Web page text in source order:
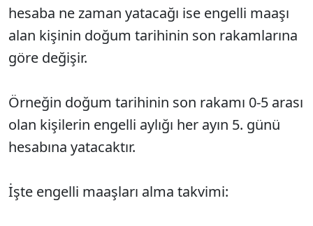
hesaba ne zaman yatacağı ise engelli maaşı
alan kişinin doğum tarihinin son rakamlarına
göre değişir.
Örneğin doğum tarihinin son rakamı 0-5 arası
olan kişilerin engelli aylığı her ayın 5. günü
hesabına yatacaktır.
İşte engelli maaşları alma takvimi: